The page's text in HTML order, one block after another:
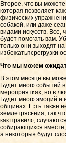
Второе, что вы
которая позволяет
физических
собакой, или даже
видами искусств. Все,
будет помогать вам.
только они выходят
избежатьперегрузки
Что мы можем
В этом месяце вы
Будет много событий
мероприятиях, но в
Будет много эмоций и
общинах. Есть также
землетрясения, так
как правило,
собирающихся
а некоторые будут